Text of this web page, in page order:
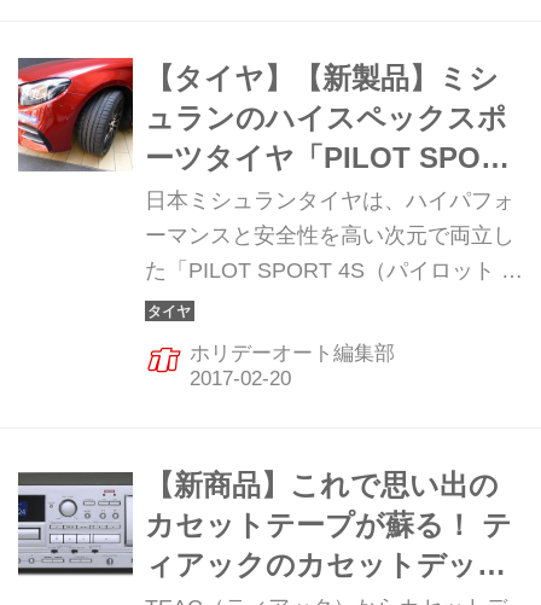
来場、そのタイヤの感想を語った。
【タイヤ】【新製品】ミシ
ュランのハイスペックスポ
ーツタイヤ「PILOT SPORT
4S」発売 2017年2月20日
日本ミシュランタイヤは、ハイパフォ
ーマンスと安全性を高い次元で両立し
た「PILOT SPORT 4S（パイロット ス
ポーツ4S）」を4月1日より発売する。
サイズは19、20インチの計39サイズ。
価格はオープンとなる。
ホリデーオート編集部
【新商品】これで思い出の
カセットテープが蘇る！ テ
ィアックのカセットデッ